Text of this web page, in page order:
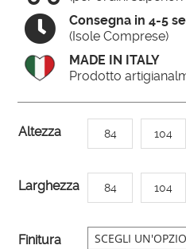

Consegna in 4-5
(Isole Comprese)
MADE IN ITALY
Prodotto
Altezza 84 104
Larghezza 84 104
Finitura
A
e
n